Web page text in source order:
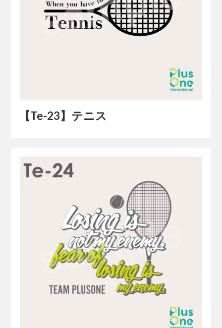
【Te-23】テニス